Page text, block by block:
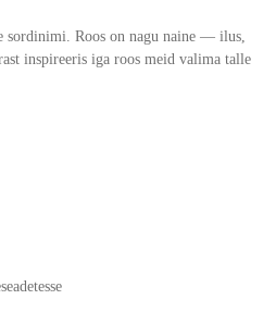
sordinimi. Roos on nagu naine — ilus,
inspireeris iga roos meid valima talle